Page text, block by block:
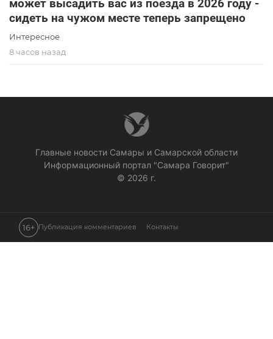
может высадить вас из поезда в 2026 году -
сидеть на чужом месте теперь запрещено
Интересное
8 часов назад
Главные новости Самары и Самарской области
Информационный портал "Самара Говорит"
© 2026 г.
16+ Публикация комментариев Контакты